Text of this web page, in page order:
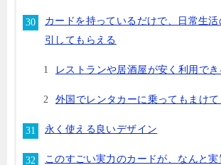
カードを持っているだけで、日常生
引してもらえる
レストランや居酒屋が安く利用でき
外国でレンタカーに乗ってもまけて
永く使える良いデザイン
このすごい実力のカードが、なんと